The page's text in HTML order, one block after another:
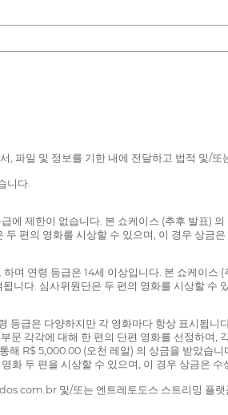
파일 및 정보를 기한 내에 전달하고 법적 및/
니다.
에 제한이 없습니다. 본 쇼케이스 (추후 발표)
편의 영화를 시상할 수 있으며, 이 경우 상금
며 연령 등급은 14세 이상입니다. 본 쇼케이
니다. 심사위원단은 두 편의 영화를 시상할
등급은 다양하지만 각 영화마다 항상 표시됩
문 각각에 대해 한 편의 단편 영화를 선정하며,
해 R$ 5,000.00 (오천 레알) 의 상금을 받았습
화 두 편을 시상할 수 있으며, 이 경우 상금은
및/또는 엔트레토도스 스트리밍